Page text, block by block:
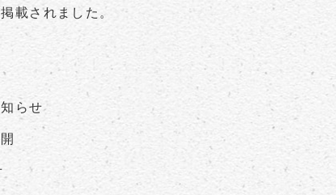
載されました。
らせ